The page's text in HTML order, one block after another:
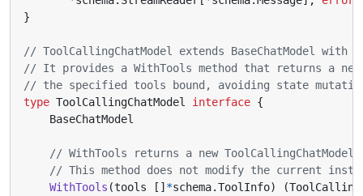
}
// ToolCallingChatModel extends BaseChatModel
// It provides a WithTools method that returns a
// the specified tools bound, avoiding state
type ToolCallingChatModel interface {
BaseChatModel
// WithTools returns a new
// This method does not modify the current
WithTools (tools [] *schema.ToolInfo) (